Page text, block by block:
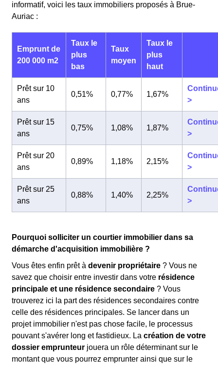
informatif, voici les taux immobiliers proposés à Brue-
Auriac :
Emprunt de
200 000 m2
Taux le
plus
bas
Taux
moyen
Taux le
plus
haut
Prêt sur 10
ans
0,51% 0,77% 1,67%
>
Prêt sur 15
ans
0,75% 1,08% 1,87%
>
Prêt sur 20
ans
0,89% 1,18% 2,15%
>
Prêt sur 25
ans
0,88% 1,40% 2,25%
>
Pourquoi solliciter un courtier immobilier dans sa
démarche d'acquisition immobilière ?
Vous êtes enfin prêt à devenir propriétaire ? Vous ne
savez que choisir entre investir dans votre résidence
principale et une résidence secondaire ? Vous
trouverez ici la part des résidences secondaires contre
celle des résidences principales. Se lancer dans un
projet immobilier n'est pas chose facile, le processus
pouvant s'avérer long et fastidieux. La création de votre
dossier emprunteur jouera un rôle déterminant sur le
montant que vous pourrez emprunter ainsi que sur le